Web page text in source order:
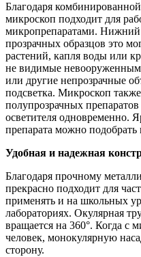
Благодаря
микроскоп подходит для
микропрепаратами. Нижний
прозрачных образцов это
растений, капля воды или
не видимые невооруженным
или другие непрозрачные
подсветка. Микроскоп
полупрозрачных
осветителя одновременно.
препарата можно
Удобная и надежная
Благодаря прочному
прекрасно подходит для
применять и на школьных
лабораториях. Окулярная
вращается на 360°. Когда с
человек, монокулярную
сторону.